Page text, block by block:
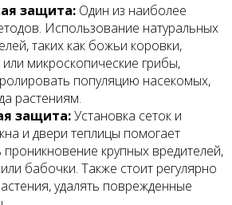
защита: Один из наиболее
Использование натуральных
таких как божьи коровки,
микроскопические грибы,
популяцию насекомых,
растениям.
защита:Установка сеток и
и двери теплицы помогает
проникновение крупных вредителей,
бабочки. Также стоит регулярно
удалять поврежденные